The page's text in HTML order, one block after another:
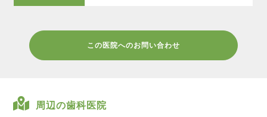
この医院へのお問い合わせ
周辺の歯科医院